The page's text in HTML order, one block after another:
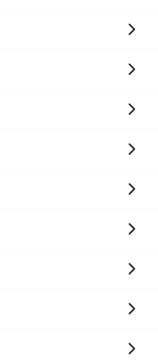
ェ〜国産フル
り〜 3号（
ピンクグ
ドクリーム（